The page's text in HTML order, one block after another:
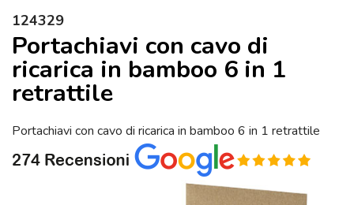
Home »
personalizzati »
Portachiavi con cavo di ricarica in bamboo 6 in
1 retrattile (124329)
124329
Portachiavi con cavo di
ricarica in bamboo 6 in 1
retrattile
Portachiavi con cavo di ricarica in bamboo 6 in 1 retrattile